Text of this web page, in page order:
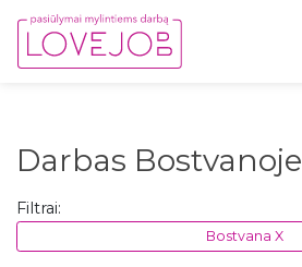
Darbas Bostvanoje
Filtrai:
Bostvana X